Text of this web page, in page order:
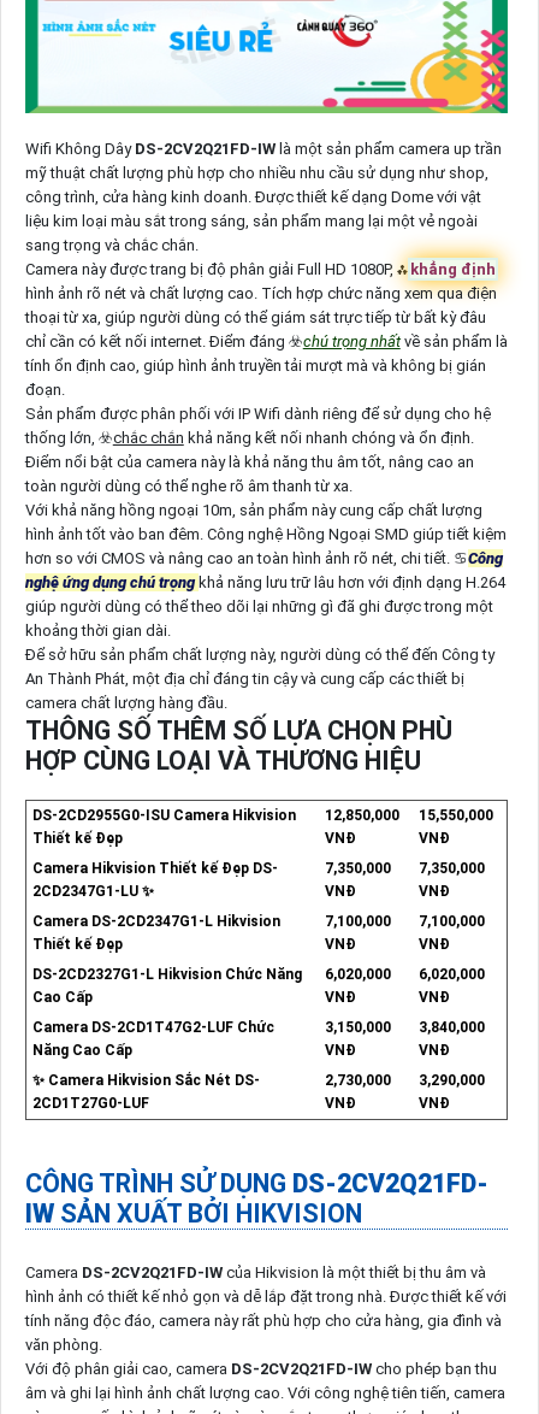
Wifi Không Dây DS-2CV2Q21FD-IW là một sản phẩm camera up trần
mỹ thuật chất lượng phù hợp cho nhiều nhu cầu sử dụng như shop,
công trình, cửa hàng kinh doanh. Được thiết kế dạng Dome với vật
liệu kim loại màu sắt trong sáng, sản phẩm mang lại một vẻ ngoài
sang trọng và chắc chắn.
Camera này được trang bị độ phân giải Full HD 1080P, ⁂ khẳng định
hình ảnh rõ nét và chất lượng cao. Tích hợp chức năng xem qua điện
thoại từ xa, giúp người dùng có thể giám sát trực tiếp từ bất kỳ đâu
chỉ cần có kết nối internet. Điểm đáng ☣️chú trọng nhấtvề sản phẩm là
tính ổn định cao, giúp hình ảnh truyền tải mượt mà và không bị gián
đoạn.
Sản phẩm được phân phối với IP Wifi dành riêng để sử dụng cho hệ
thống lớn, ☣️chắc chắn khả năng kết nối nhanh chóng và ổn định.
Điểm nổi bật của camera này là khả năng thu âm tốt, nâng cao an
toàn người dùng có thể nghe rõ âm thanh từ xa.
Với khả năng hồng ngoại 10m, sản phẩm này cung cấp chất lượng
hình ảnh tốt vào ban đêm. Công nghệ Hồng Ngoại SMD giúp tiết kiệm
hơn so với CMOS và nâng cao an toàn hình ảnh rõ nét, chi tiết. ♋Công
nghệ ứng dụng chú trọng khả năng lưu trữ lâu hơn với định dạng H.264
giúp người dùng có thể theo dõi lại những gì đã ghi được trong một
khoảng thời gian dài.
Để sở hữu sản phẩm chất lượng này, người dùng có thể đến Công ty
An Thành Phát, một địa chỉ đáng tin cậy và cung cấp các thiết bị
camera chất lượng hàng đầu.
THÔNG SỐ THÊM SỐ LỰA CHỌN PHÙ
HỢP CÙNG LOẠI VÀ THƯƠNG HIỆU
DS-2CD2955G0-ISU Camera Hikvision
Thiết kế Đẹp
12,850,000
VNĐ
15,550,000
VNĐ
Camera Hikvision Thiết kế Đẹp DS-
2CD2347G1-LU ✨
7,350,000
VNĐ
7,350,000
VNĐ
Camera DS-2CD2347G1-L Hikvision
Thiết kế Đẹp
7,100,000
VNĐ
7,100,000
VNĐ
DS-2CD2327G1-L Hikvision Chức Năng
Cao Cấp
6,020,000
VNĐ
6,020,000
VNĐ
Camera DS-2CD1T47G2-LUF Chức
Năng Cao Cấp
3,150,000
VNĐ
3,840,000
VNĐ
✨ Camera Hikvision Sắc Nét DS-
2CD1T27G0-LUF
2,730,000
VNĐ
3,290,000
VNĐ
CÔNG TRÌNH SỬ DỤNG DS-2CV2Q21FD-
IW SẢN XUẤT BỞI HIKVISION
Camera DS-2CV2Q21FD-IW của Hikvision là một thiết bị thu âm và
hình ảnh có thiết kế nhỏ gọn và dễ lắp đặt trong nhà. Được thiết kế với
tính năng độc đáo, camera này rất phù hợp cho cửa hàng, gia đình và
văn phòng.
Với độ phân giải cao, camera DS-2CV2Q21FD-IW cho phép bạn thu
âm và ghi lại hình ảnh chất lượng cao. Với công nghệ tiên tiến, camera